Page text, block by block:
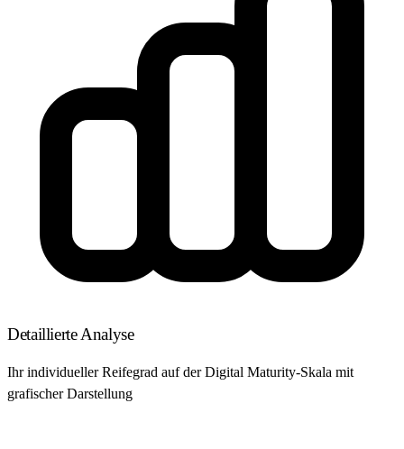
Detaillierte Analyse
Ihr individueller Reifegrad auf der Digital Maturity-Skala mit
grafischer Darstellung